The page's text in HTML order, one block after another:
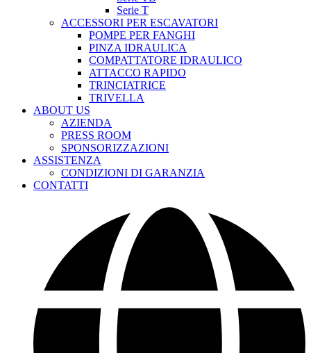
Serie T
ACCESSORI PER ESCAVATORI
POMPE PER FANGHI
PINZA IDRAULICA
COMPATTATORE IDRAULICO
ATTACCO RAPIDO
TRINCIATRICE
TRIVELLA
ABOUT US
AZIENDA
PRESS ROOM
SPONSORIZZAZIONI
ASSISTENZA
CONDIZIONI DI GARANZIA
CONTATTI